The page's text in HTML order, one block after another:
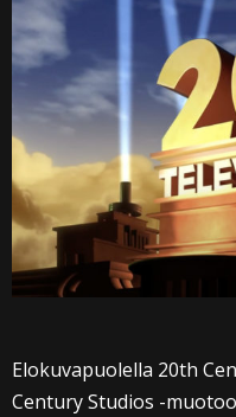
Elokuvapuolella 20th
Century Studios -